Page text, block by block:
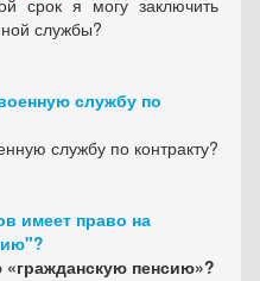
срок я могу заключить
службы?
службу по
службу по контракту?
имеет право на
пенсию»?